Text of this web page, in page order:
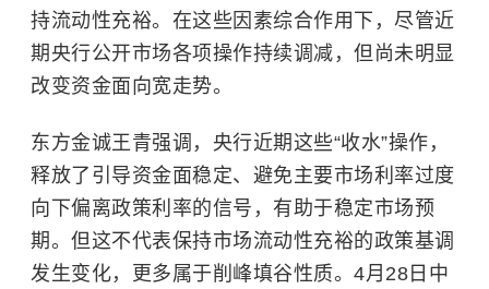
持流动性充裕。在这些因素综合作用下，尽管近
期央行公开市场各项操作持续调减，但尚未明显
改变资金面向宽走势。
东方金诚王青强调，央行近期这些“收水”操作，
释放了引导资金面稳定、避免主要市场利率过度
向下偏离政策利率的信号，有助于稳定市场预
期。但这不代表保持市场流动性充裕的政策基调
发生变化，更多属于削峰填谷性质。4月28日中